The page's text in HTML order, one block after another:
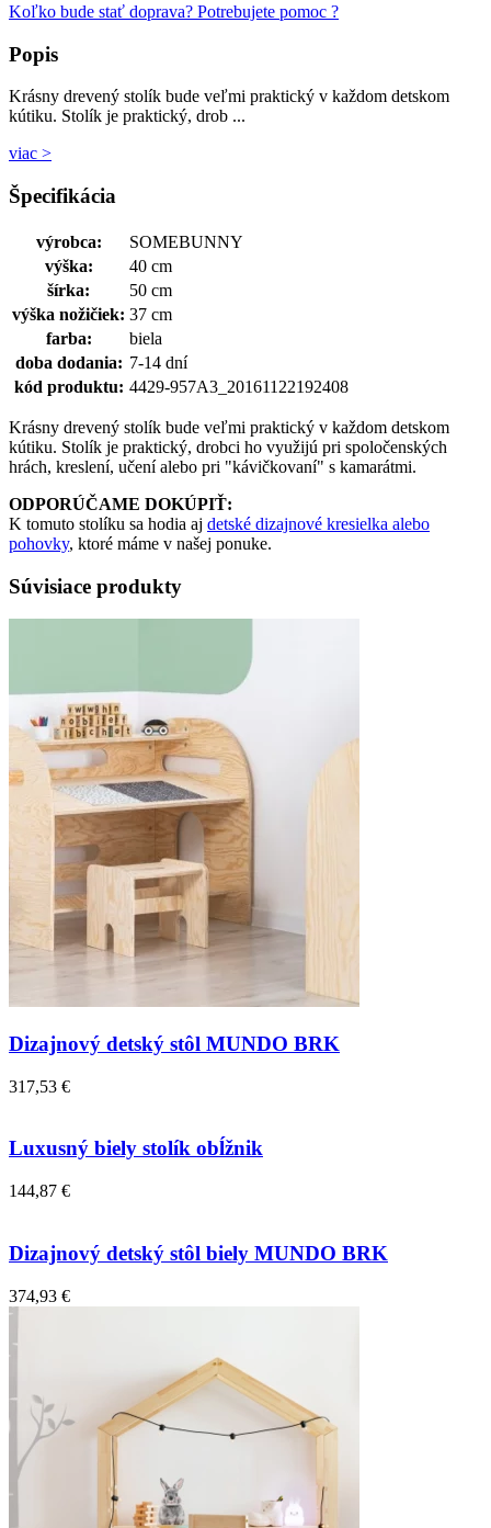
Koľko bude stať doprava? Potrebujete pomoc ?
Popis
Krásny drevený stolík bude veľmi praktický v každom detskom
kútiku. Stolík je praktický, drob ...
viac >
Špecifikácia
výrobca:
SOMEBUNNY
výška:
40 cm
šírka:
50 cm
výška nožičiek: 37 cm
farba:
biela
doba dodania: 7-14 dní
kód produktu: 4429-957A3_20161122192408
Krásny drevený stolík bude veľmi praktický v každom detskom
kútiku. Stolík je praktický, drobci ho využijú pri spoločenských
hrách, kreslení, učení alebo pri "kávičkovaní" s kamarátmi.
ODPORÚČAME DOKÚPIŤ:
K tomuto stolíku sa hodia aj detské dizajnové kresielka alebo
pohovky, ktoré máme v našej ponuke.
Súvisiace produkty
Dizajnový detský stôl MUNDO BRK
317,53 €
Luxusný biely stolík obĺžnik
144,87 €
Dizajnový detský stôl biely MUNDO BRK
374,93 €